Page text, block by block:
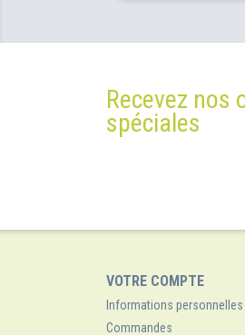
Recevez nos
spéciales
VOTRE COMPTE
Informations personnelles
Commandes